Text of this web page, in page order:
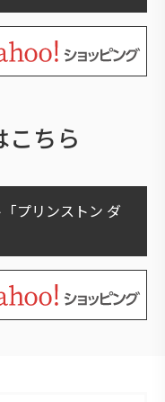
こちら
プリンストン ダ